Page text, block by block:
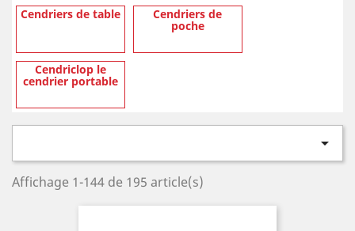
Cendriers de table Cendriers de
poche
Cendriclop le
cendrier portable

Affichage 1-144 de 195 article(s)